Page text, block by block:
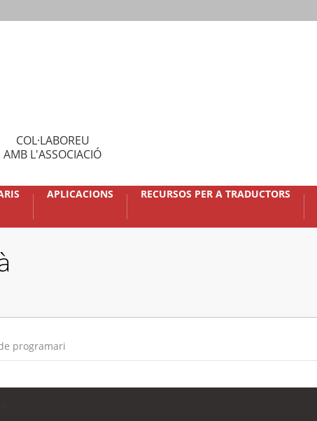
COL·LABOREU
AMB L'ASSOCIACIÓ
APLICACIONS RECURSOS PER A TRADUCTORS
programari